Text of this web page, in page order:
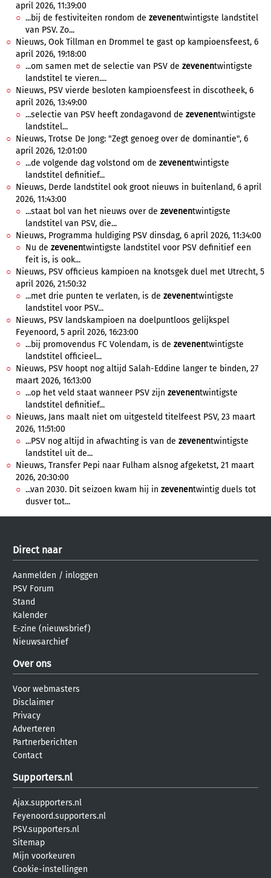
april 2026, 11:39:00
...bij de festiviteiten rondom de zevenentwintigste landstitel
van PSV. Zo...
Nieuws, Ook Tillman en Drommel te gast op kampioensfeest, 6
april 2026, 19:18:00
...om samen met de selectie van PSV de zevenentwintigste
landstitel te vieren....
Nieuws, PSV vierde besloten kampioensfeest in discotheek, 6
april 2026, 13:49:00
...selectie van PSV heeft zondagavond de zevenentwintigste
landstitel...
Nieuws, Trotse De Jong: "Zegt genoeg over de dominantie", 6
april 2026, 12:01:00
...de volgende dag volstond om de zevenentwintigste
landstitel definitief...
Nieuws, Derde landstitel ook groot nieuws in buitenland, 6 april
2026, 11:43:00
...staat bol van het nieuws over de zevenentwintigste
landstitel van PSV, die...
Nieuws, Programma huldiging PSV dinsdag, 6 april 2026, 11:34:00
Nu de zevenentwintigste landstitel voor PSV definitief een
feit is, is ook...
Nieuws, PSV officieus kampioen na knotsgek duel met Utrecht, 5
april 2026, 21:50:32
...met drie punten te verlaten, is de zevenentwintigste
landstitel voor PSV...
Nieuws, PSV landskampioen na doelpuntloos gelijkspel
Feyenoord, 5 april 2026, 16:23:00
...bij promovendus FC Volendam, is de zevenentwintigste
landstitel officieel...
Nieuws, PSV hoopt nog altijd Salah-Eddine langer te binden, 27
maart 2026, 16:13:00
...op het veld staat wanneer PSV zijn zevenentwintigste
landstitel definitief...
Nieuws, Jans maalt niet om uitgesteld titelfeest PSV, 23 maart
2026, 11:51:00
...PSV nog altijd in afwachting is van de zevenentwintigste
landstitel uit de...
Nieuws, Transfer Pepi naar Fulham alsnog afgeketst, 21 maart
2026, 20:30:00
...van 2030. Dit seizoen kwam hij in zevenentwintig duels tot
dusver tot...
Direct naar
Aanmelden / inloggen
PSV Forum
Stand
Kalender
E-zine (nieuwsbrief)
Nieuwsarchief
Over ons
Voor webmasters
Disclaimer
Privacy
Adverteren
Partnerberichten
Contact
Supporters.nl
Ajax.supporters.nl
Feyenoord.supporters.nl
PSV.supporters.nl
Sitemap
Mijn voorkeuren
Cookie-instellingen